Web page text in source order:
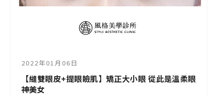
2022年01月06日
【縫雙眼皮+提眼瞼肌】矯正大小眼 從此是溫柔眼
神美女